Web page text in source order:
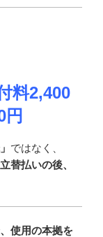
料2,400
円
ではなく、
替払いの後、
使用の本拠を